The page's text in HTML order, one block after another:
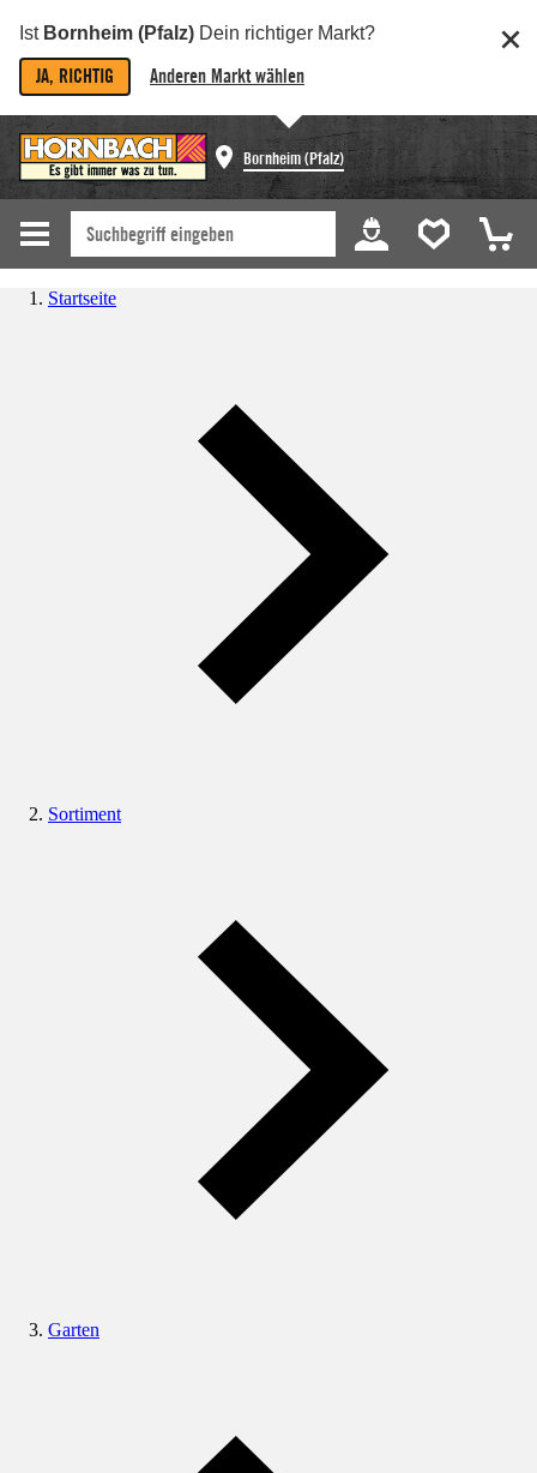
Ist Bornheim (Pfalz) Dein richtiger Markt?
JA, RICHTIG Anderen Markt wählen
Bornheim (Pfalz)
Startseite
Sortiment
Garten